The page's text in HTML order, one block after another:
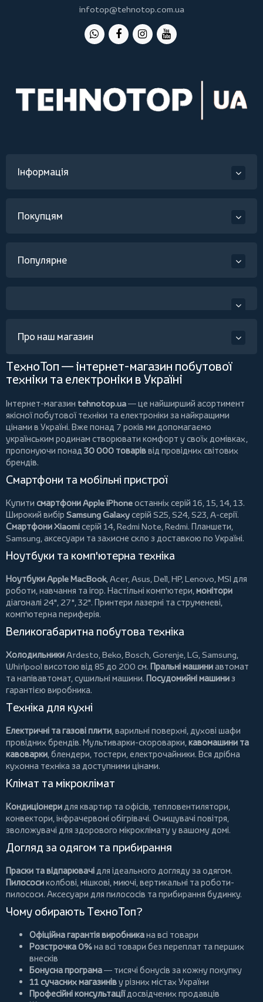
infotop@tehnotop.com.ua
Інформація
Покупцям
Популярне
Про наш магазин
ТехноТоп — інтернет-магазин побутової
техніки та електроніки в Україні
Інтернет-магазин tehnotop.ua— це найширший асортимент
якісної побутової техніки та електроніки за найкращими
цінами в Україні. Вже понад 7 років ми допомагаємо
українським родинам створювати комфорт у своїх домівках,
пропонуючи понад 30 000 товаріввід провідних світових
брендів.
Смартфони та мобільні пристрої
Купити смартфони Apple iPhoneостанніх серій 16, 15, 14, 13.
Широкий вибір Samsung Galaxyсерій S25, S24, S23, A-серії.
Смартфони Xiaomiсерій 14, Redmi Note, Redmi. Планшети,
Samsung, аксесуари тазахисне скло з доставкою по Україні.
Ноутбуки та комп'ютерна техніка
Ноутбуки Apple MacBook, Acer, Asus, Dell, HP, Lenovo, MSI для
роботи, навчання та ігор. Настільні комп'ютери, монітори
діагоналі 24", 27", 32". Принтери лазерні та струменеві,
комп'ютерна периферія.
Великогабаритна побутова техніка
ХолодильникиArdesto, Beko, Bosch, Gorenje, LG, Samsung,
Whirlpool висотою від 85 до 200 см. Пральні машиниавтомат
та напівавтомат, сушильні машини. Посудомийні машиниз
гарантією виробника.
Техніка для кухні
Електричні та газові плити, варильні поверхні, духові шафи
провідних брендів. Мультиварки-скороварки, кавомашини та
кавоварки, блендери, тостери, електрочайники. Вся дрібна
кухонна техніка за доступними цінами.
Клімат та мікроклімат
Кондиціонери для квартир та офісів, тепловентилятори,
конвектори, інфрачервоні обігрівачі. Очищувачі повітря,
зволожувачі для здорового мікроклімату у вашому домі.
Догляд за одягом та прибирання
Праски та відпарювачі для ідеального догляду за одягом.
Пилососиколбові, мішкові, миючі, вертикальні тароботи-
пилососи. Аксесуари для пилососів та прибирання будинку.
Чому обирають ТехноТоп?
Офіційна гарантія виробникана всі товари
Розстрочка 0%на всі товари без переплат та перших
внесків
Бонусна програма— тисячі бонусів за кожну покупку
11 сучасних магазиніву різних містах України
Професійні консультаціїдосвідчених продавців